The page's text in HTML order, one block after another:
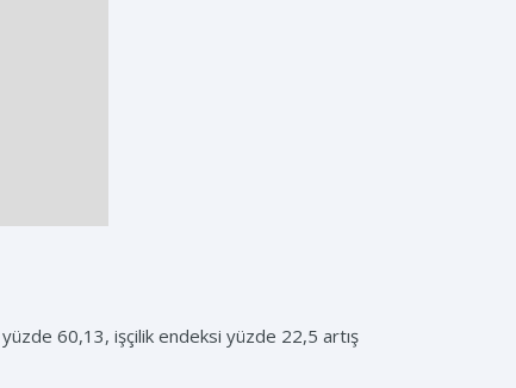
60,13, işçilik endeksi yüzde 22,5 artış